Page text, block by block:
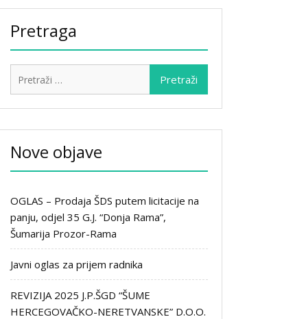
Pretraga
Nove objave
OGLAS – Prodaja ŠDS putem licitacije na
panju, odjel 35 G.J. “Donja Rama”,
Šumarija Prozor-Rama
Javni oglas za prijem radnika
REVIZIJA 2025 J.P.ŠGD “ŠUME
HERCEGOVAČKO-NERETVANSKE” D.O.O.